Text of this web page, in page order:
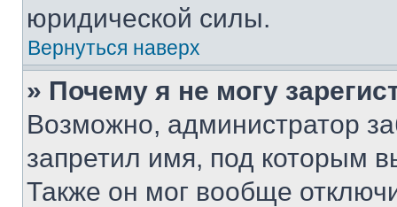
юридической силы.
Вернуться наверх
» Почему я не могу
Возможно, администратор
запретил имя, под которым
Также он мог вообще